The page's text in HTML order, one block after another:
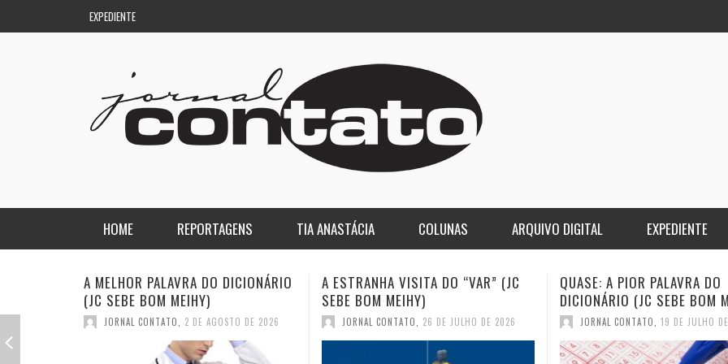
EXPEDIENTE
HOME REPORTAGENS
REGIONAL
TIA ANASTÁCIA COLUNAS
DE PASSAGEM
ARQUIVO DIGITAL EXPEDIENTE
A ESTRANHA VISITA DO “VAR” (JC
SEBE BOM MEIHY)
JORNAL CONTATO 26 DE JULHO DE 2026
QUASE: A PIOR PALAVRA DO
DICIONÁRIO (JC SEBE BOM MEIHY)
JORNAL CONTATO 19 DE JULHO DE 2026
A DEMOCRACIA
GASPARI)
JORNAL CONTATO 12 DE JULHO